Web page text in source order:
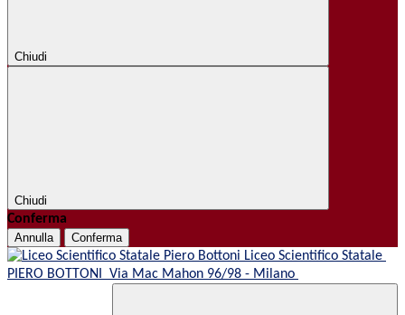
Chiudi
Chiudi
Conferma
Annulla Conferma
Liceo Scientifico Statale
PIERO BOTTONI Via Mac Mahon 96/98 - Milano